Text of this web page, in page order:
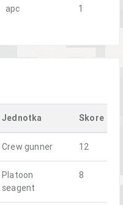
apc 1
Jednotka Skore
Crew gunner 12
Platoon
seagent
8